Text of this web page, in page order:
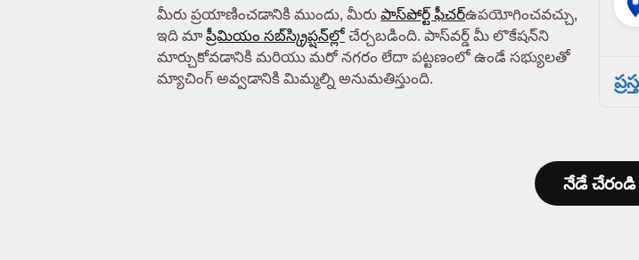
మీరు ప్రయాణించడానికి ముందు, మీరుపాస్‌పోర్ట్ ఫీచర్ఉపయోగించవచ్చు,
ఇది మాప్రీమియం సబ్‌స్క్రిప్షన్‌ల్లోచేర్చబడింది. పాస్‌వర్డ్ మీ లొకేషన్‌ని
మార్చుకోవడానికి మరియు మరో నగరం లేదా పట్టణంలో ఉండే సభ్యులతో
మ్యాచింగ్ అవ్వడానికి మిమ్మల్ని అనుమతిస్తుంది.
నేడే చేరండి